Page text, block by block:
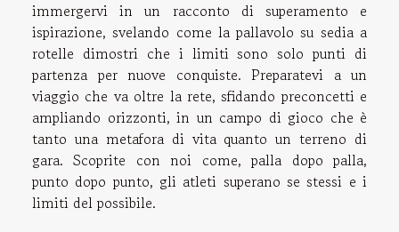
immergervi in un racconto di superamento e
ispirazione, svelando come la pallavolo su sedia a
rotelle dimostri che i limiti sono solo punti di
partenza per nuove conquiste. Preparatevi a un
viaggio che va oltre la rete, sfidando preconcetti e
ampliando orizzonti, in un campo di gioco che è
tanto una metafora di vita quanto un terreno di
gara. Scoprite con noi come, palla dopo palla,
punto dopo punto, gli atleti superano se stessi e i
limiti del possibile.